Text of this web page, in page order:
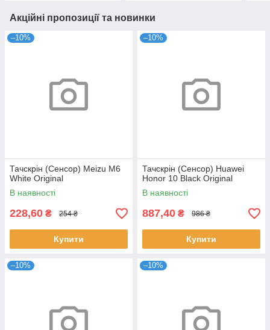
Акційні пропозиції та новинки
–10%
Тачскрін (Сенсор) Meizu M6
White Original
В наявності
228,60 ₴ 254 ₴
Купити
–10%
Тачскрін (Сенсор) Huawei
Honor 10 Black Original
В наявності
887,40 ₴ 986 ₴
Купити
–10% –10%